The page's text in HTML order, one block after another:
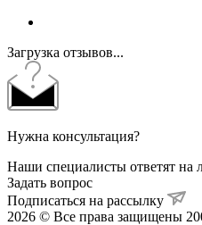
Загрузка отзывов...
Нужна консультация?
Наши специалисты ответят
Задать вопрос
Подписаться на рассылку
2026 © Все права защищены